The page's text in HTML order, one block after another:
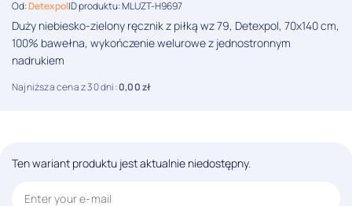
Od:DetexpolID produktu: MLUZT-H9697
Duży niebiesko-zielony ręcznik z piłką wz 79, Detexpol, 70x140 cm,
100% bawełna, wykończenie welurowe z jednostronnym
nadrukiem
Najniższa cena z 30 dni:0,00zł
Ten wariant produktu jest aktualnie niedostępny.